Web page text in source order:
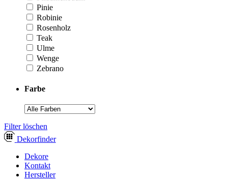
Pinie
Robinie
Rosenholz
Teak
Ulme
Wenge
Zebrano
Farbe
­Filter löschen
Dekorfinder
Dekore
Kontakt
Hersteller